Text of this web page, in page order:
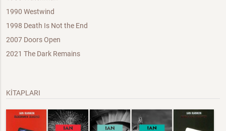
1990 Westwind
1998 Death Is Not the End
2007 Doors Open
2021 The Dark Remains
KİTAPLARI